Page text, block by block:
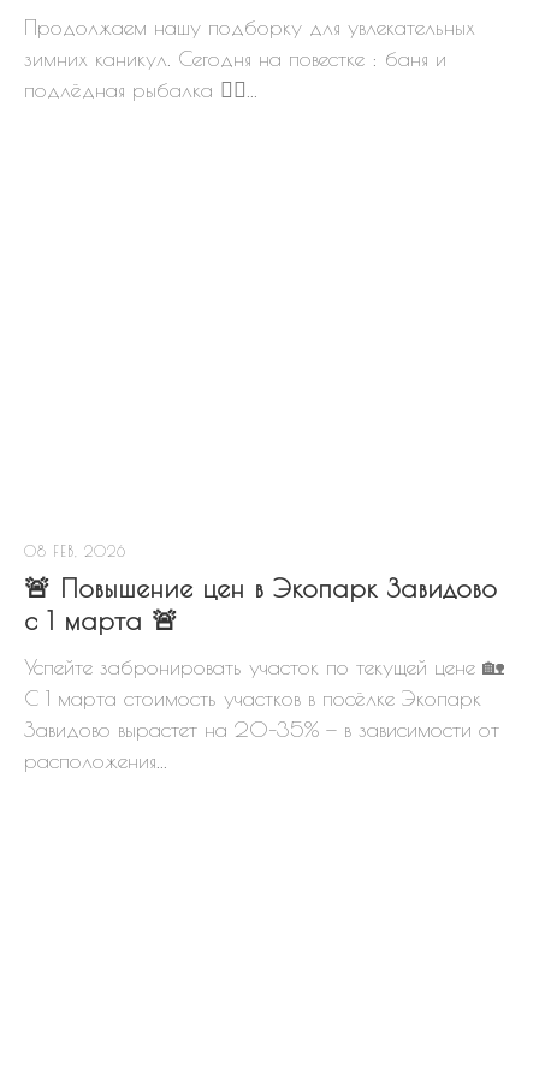
Продолжаем нашу подборку для увлекательных
зимних каникул. Сегодня на повестке : баня и
подлёдная рыбалка 👇🏻...
08 FEB, 2026
🚨 Повышение цен в Экопарк Завидово
с 1 марта 🚨
Успейте забронировать участок по текущей цене 🏡
С 1 марта стоимость участков в посёлке Экопарк
Завидово вырастет на 20–35% — в зависимости от
расположения...